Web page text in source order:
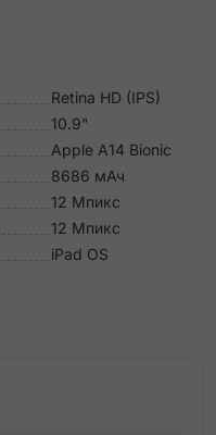
Retina HD (IPS)
10.9"
Apple A14 Bionic
8686 мАч
12 Мпикс
12 Мпикс
iPad OS